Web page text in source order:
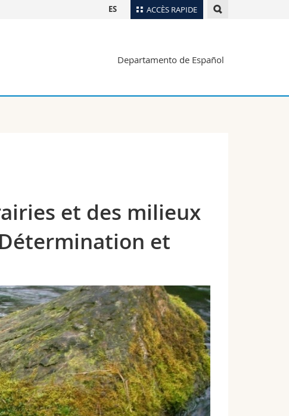
ACCÈS RAPIDE
Plan d'accès
Webmail
ES
Departamento de Español
et des milieux
et